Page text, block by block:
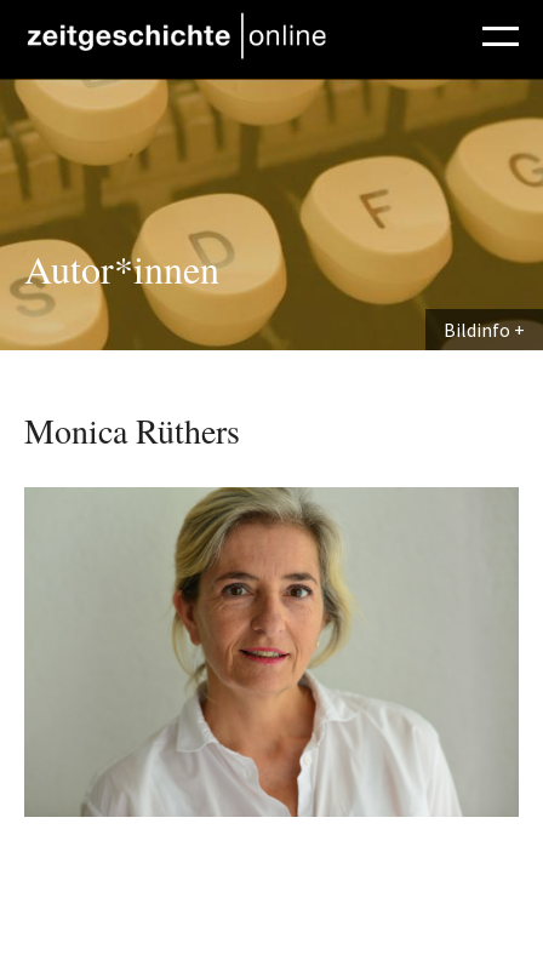
Direkt zum Inhalt
Autor*innen
Bildinfo
Monica Rüthers